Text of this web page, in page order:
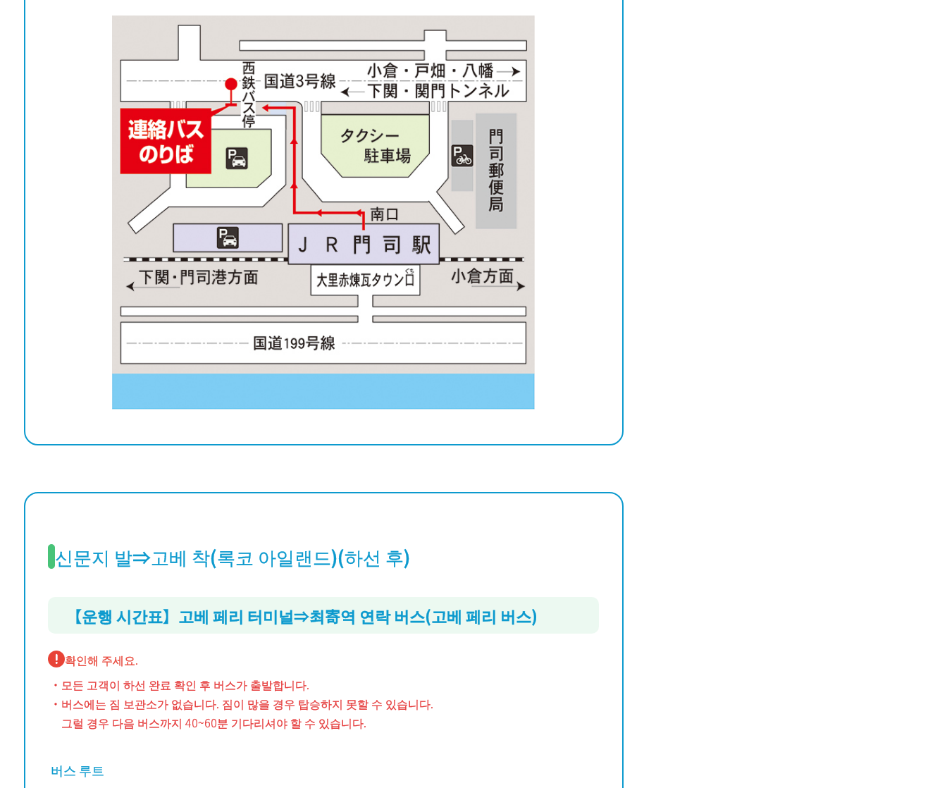
신문지 발⇒고베 착(록코 아일랜드)(하선 후)
【운행 시간표】고베 페리 터미널⇒최寄역 연락 버스(고베 페리 버스)
확인해 주세요.
・모든 고객이 하선 완료 확인 후 버스가 출발합니다.
・버스에는 짐 보관소가 없습니다. 짐이 많을 경우 탑승하지 못할 수 있습니다.
그럴 경우 다음 버스까지 40~60분 기다리셔야 할 수 있습니다.
버스 루트